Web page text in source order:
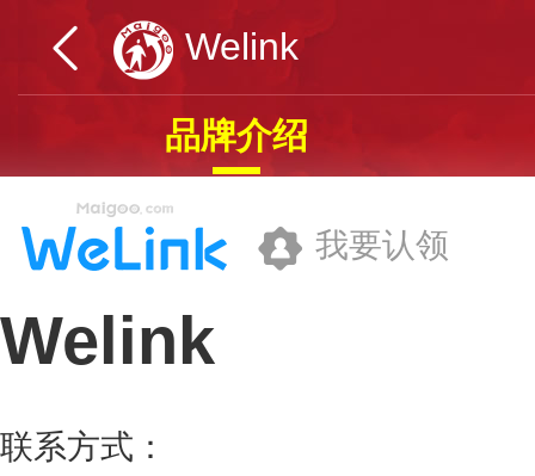
Welink
品牌介绍
我要认领
Welink
联系方式：